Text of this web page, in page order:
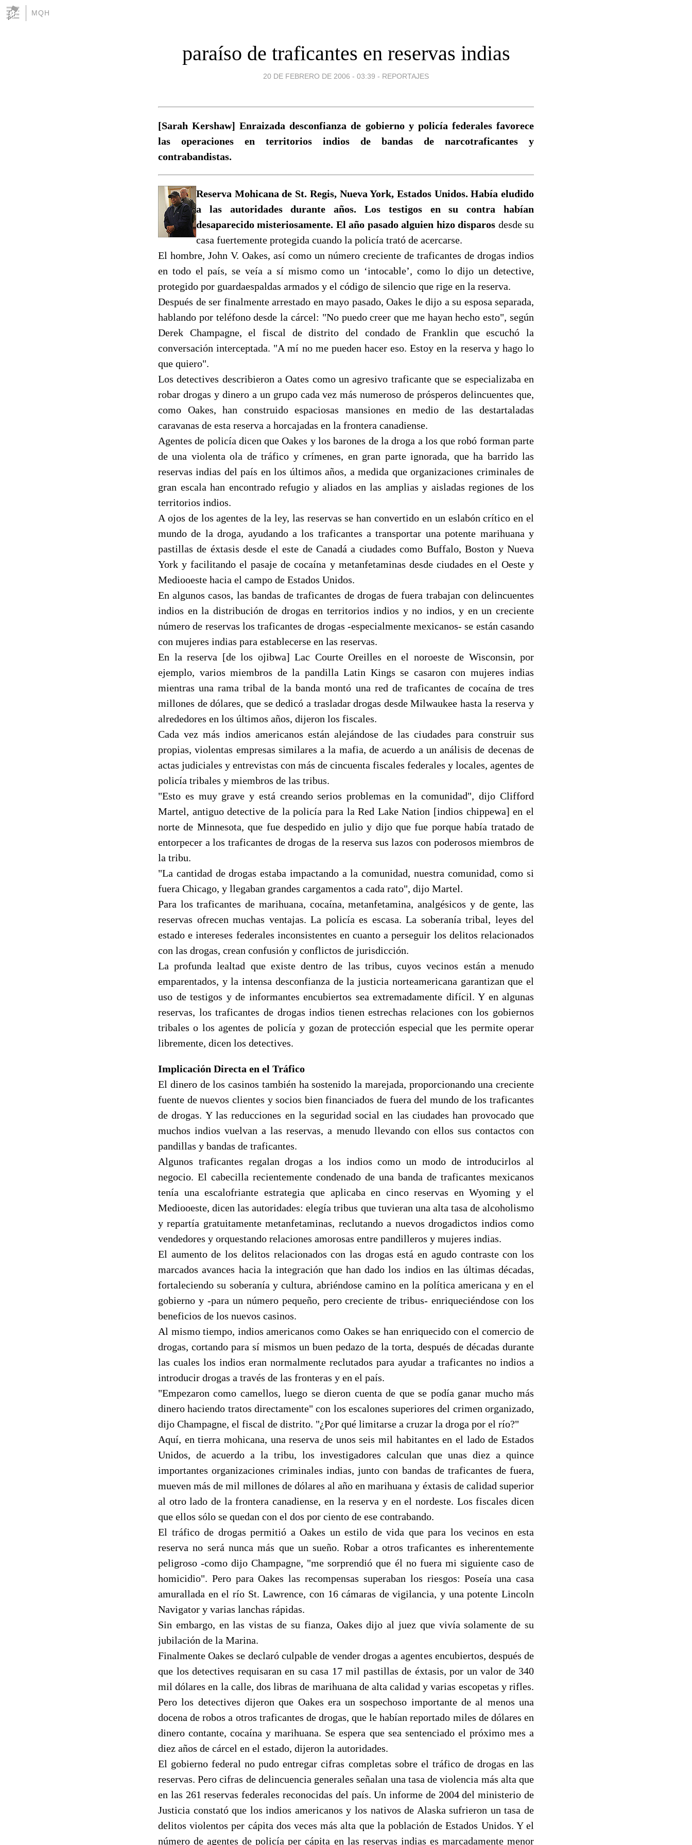
MQH
paraíso de traficantes en reservas indias
20 DE FEBRERO DE 2006 - 03:39 - REPORTAJES
[Sarah Kershaw] Enraizada desconfianza de gobierno y policía federales favorece
las operaciones en territorios indios de bandas de narcotraficantes y
contrabandistas.
Reserva Mohicana de St. Regis, Nueva York, Estados Unidos. Había eludido
a las autoridades durante años. Los testigos en su contra habían
desaparecido misteriosamente. El año pasado alguien hizo disparos desde su
casa fuertemente protegida cuando la policía trató de acercarse.
El hombre, John V. Oakes, así como un número creciente de traficantes de drogas indios
en todo el país, se veía a sí mismo como un ‘intocable’, como lo dijo un detective,
protegido por guardaespaldas armados y el código de silencio que rige en la reserva.
Después de ser finalmente arrestado en mayo pasado, Oakes le dijo a su esposa separada,
hablando por teléfono desde la cárcel: "No puedo creer que me hayan hecho esto", según
Derek Champagne, el fiscal de distrito del condado de Franklin que escuchó la
conversación interceptada. "A mí no me pueden hacer eso. Estoy en la reserva y hago lo
que quiero".
Los detectives describieron a Oates como un agresivo traficante que se especializaba en
robar drogas y dinero a un grupo cada vez más numeroso de prósperos delincuentes que,
como Oakes, han construido espaciosas mansiones en medio de las destartaladas
caravanas de esta reserva a horcajadas en la frontera canadiense.
Agentes de policía dicen que Oakes y los barones de la droga a los que robó forman parte
de una violenta ola de tráfico y crímenes, en gran parte ignorada, que ha barrido las
reservas indias del país en los últimos años, a medida que organizaciones criminales de
gran escala han encontrado refugio y aliados en las amplias y aisladas regiones de los
territorios indios.
A ojos de los agentes de la ley, las reservas se han convertido en un eslabón crítico en el
mundo de la droga, ayudando a los traficantes a transportar una potente marihuana y
pastillas de éxtasis desde el este de Canadá a ciudades como Buffalo, Boston y Nueva
York y facilitando el pasaje de cocaína y metanfetaminas desde ciudades en el Oeste y
Mediooeste hacia el campo de Estados Unidos.
En algunos casos, las bandas de traficantes de drogas de fuera trabajan con delincuentes
indios en la distribución de drogas en territorios indios y no indios, y en un creciente
número de reservas los traficantes de drogas -especialmente mexicanos- se están casando
con mujeres indias para establecerse en las reservas.
En la reserva [de los ojibwa] Lac Courte Oreilles en el noroeste de Wisconsin, por
ejemplo, varios miembros de la pandilla Latin Kings se casaron con mujeres indias
mientras una rama tribal de la banda montó una red de traficantes de cocaína de tres
millones de dólares, que se dedicó a trasladar drogas desde Milwaukee hasta la reserva y
alrededores en los últimos años, dijeron los fiscales.
Cada vez más indios americanos están alejándose de las ciudades para construir sus
propias, violentas empresas similares a la mafia, de acuerdo a un análisis de decenas de
actas judiciales y entrevistas con más de cincuenta fiscales federales y locales, agentes de
policía tribales y miembros de las tribus.
"Esto es muy grave y está creando serios problemas en la comunidad", dijo Clifford
Martel, antiguo detective de la policía para la Red Lake Nation [indios chippewa] en el
norte de Minnesota, que fue despedido en julio y dijo que fue porque había tratado de
entorpecer a los traficantes de drogas de la reserva sus lazos con poderosos miembros de
la tribu.
"La cantidad de drogas estaba impactando a la comunidad, nuestra comunidad, como si
fuera Chicago, y llegaban grandes cargamentos a cada rato", dijo Martel.
Para los traficantes de marihuana, cocaína, metanfetamina, analgésicos y de gente, las
reservas ofrecen muchas ventajas. La policía es escasa. La soberanía tribal, leyes del
estado e intereses federales inconsistentes en cuanto a perseguir los delitos relacionados
con las drogas, crean confusión y conflictos de jurisdicción.
La profunda lealtad que existe dentro de las tribus, cuyos vecinos están a menudo
emparentados, y la intensa desconfianza de la justicia norteamericana garantizan que el
uso de testigos y de informantes encubiertos sea extremadamente difícil. Y en algunas
reservas, los traficantes de drogas indios tienen estrechas relaciones con los gobiernos
tribales o los agentes de policía y gozan de protección especial que les permite operar
libremente, dicen los detectives.
Implicación Directa en el Tráfico
El dinero de los casinos también ha sostenido la marejada, proporcionando una creciente
fuente de nuevos clientes y socios bien financiados de fuera del mundo de los traficantes
de drogas. Y las reducciones en la seguridad social en las ciudades han provocado que
muchos indios vuelvan a las reservas, a menudo llevando con ellos sus contactos con
pandillas y bandas de traficantes.
Algunos traficantes regalan drogas a los indios como un modo de introducirlos al
negocio. El cabecilla recientemente condenado de una banda de traficantes mexicanos
tenía una escalofriante estrategia que aplicaba en cinco reservas en Wyoming y el
Mediooeste, dicen las autoridades: elegía tribus que tuvieran una alta tasa de alcoholismo
y repartía gratuitamente metanfetaminas, reclutando a nuevos drogadictos indios como
vendedores y orquestando relaciones amorosas entre pandilleros y mujeres indias.
El aumento de los delitos relacionados con las drogas está en agudo contraste con los
marcados avances hacia la integración que han dado los indios en las últimas décadas,
fortaleciendo su soberanía y cultura, abriéndose camino en la política americana y en el
gobierno y -para un número pequeño, pero creciente de tribus- enriqueciéndose con los
beneficios de los nuevos casinos.
Al mismo tiempo, indios americanos como Oakes se han enriquecido con el comercio de
drogas, cortando para sí mismos un buen pedazo de la torta, después de décadas durante
las cuales los indios eran normalmente reclutados para ayudar a traficantes no indios a
introducir drogas a través de las fronteras y en el país.
"Empezaron como camellos, luego se dieron cuenta de que se podía ganar mucho más
dinero haciendo tratos directamente" con los escalones superiores del crimen organizado,
dijo Champagne, el fiscal de distrito. "¿Por qué limitarse a cruzar la droga por el río?"
Aquí, en tierra mohicana, una reserva de unos seis mil habitantes en el lado de Estados
Unidos, de acuerdo a la tribu, los investigadores calculan que unas diez a quince
importantes organizaciones criminales indias, junto con bandas de traficantes de fuera,
mueven más de mil millones de dólares al año en marihuana y éxtasis de calidad superior
al otro lado de la frontera canadiense, en la reserva y en el nordeste. Los fiscales dicen
que ellos sólo se quedan con el dos por ciento de ese contrabando.
El tráfico de drogas permitió a Oakes un estilo de vida que para los vecinos en esta
reserva no será nunca más que un sueño. Robar a otros traficantes es inherentemente
peligroso -como dijo Champagne, "me sorprendió que él no fuera mi siguiente caso de
homicidio". Pero para Oakes las recompensas superaban los riesgos: Poseía una casa
amurallada en el río St. Lawrence, con 16 cámaras de vigilancia, y una potente Lincoln
Navigator y varias lanchas rápidas.
Sin embargo, en las vistas de su fianza, Oakes dijo al juez que vivía solamente de su
jubilación de la Marina.
Finalmente Oakes se declaró culpable de vender drogas a agentes encubiertos, después de
que los detectives requisaran en su casa 17 mil pastillas de éxtasis, por un valor de 340
mil dólares en la calle, dos libras de marihuana de alta calidad y varias escopetas y rifles.
Pero los detectives dijeron que Oakes era un sospechoso importante de al menos una
docena de robos a otros traficantes de drogas, que le habían reportado miles de dólares en
dinero contante, cocaína y marihuana. Se espera que sea sentenciado el próximo mes a
diez años de cárcel en el estado, dijeron la autoridades.
El gobierno federal no pudo entregar cifras completas sobre el tráfico de drogas en las
reservas. Pero cifras de delincuencia generales señalan una tasa de violencia más alta que
en las 261 reservas federales reconocidas del país. Un informe de 2004 del ministerio de
Justicia constató que los indios americanos y los nativos de Alaska sufrieron un tasa de
delitos violentos per cápita dos veces más alta que la población de Estados Unidos. Y el
número de agentes de policía per cápita en las reservas indias es marcadamente menor